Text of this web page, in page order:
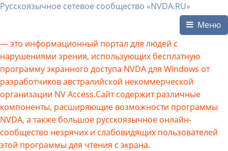
Русскоязычное сетевое сообщество «NVDA.RU»
Меню
— это информационный портал для людей с
нарушениями зрения, использующих бесплатную
программу экранного доступа NVDA для Windows от
разработчиков австралийской некоммерческой
организации NV Access.Сайт содержит различные
компоненты, расширяющие возможности программы
NVDA, а также большое русскоязычное онлайн-
сообщество незрячих и слабовидящих пользователей
этой программы для чтения с экрана.